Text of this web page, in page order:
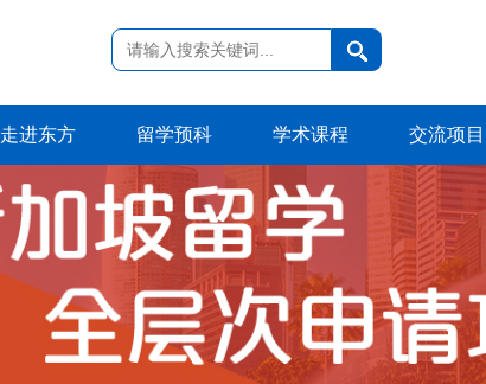
走进东方 留学预科 学术课程 交流项目